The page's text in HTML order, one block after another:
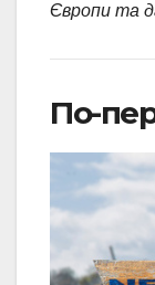
Європи та
По-